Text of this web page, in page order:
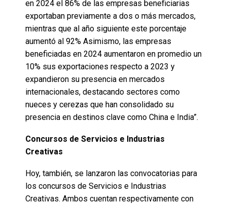
en 2024 el 86% de las empresas beneficiarias
exportaban previamente a dos o más mercados,
mientras que al año siguiente este porcentaje
aumentó al 92% Asimismo, las empresas
beneficiadas en 2024 aumentaron en promedio un
10% sus exportaciones respecto a 2023 y
expandieron su presencia en mercados
internacionales, destacando sectores como
nueces y cerezas que han consolidado su
presencia en destinos clave como China e India”.
Concursos de Servicios e Industrias
Creativas
Hoy, también, se lanzaron las convocatorias para
los concursos de Servicios e Industrias
Creativas. Ambos cuentan respectivamente con